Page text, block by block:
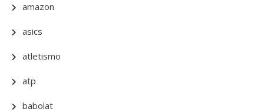
amazon
asics
atletismo
atp
babolat